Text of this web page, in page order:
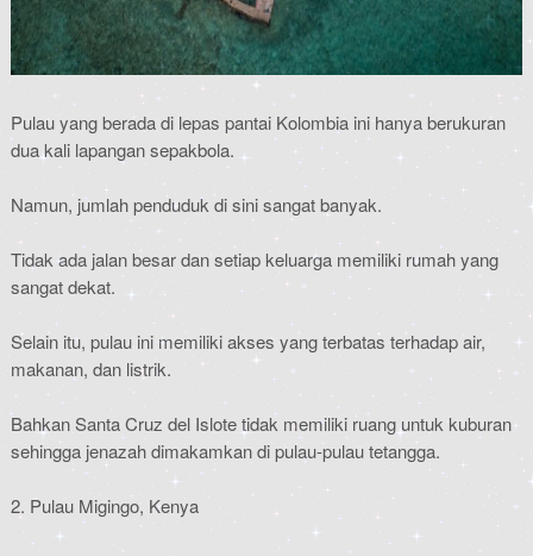
Pulau yang berada di lepas pantai Kolombia ini hanya berukuran
dua kali lapangan sepakbola.
Namun, jumlah penduduk di sini sangat banyak.
Tidak ada jalan besar dan setiap keluarga memiliki rumah yang
sangat dekat.
Selain itu, pulau ini memiliki akses yang terbatas terhadap air,
makanan, dan listrik.
Bahkan Santa Cruz del Islote tidak memiliki ruang untuk kuburan
sehingga jenazah dimakamkan di pulau-pulau tetangga.
2. Pulau Migingo, Kenya